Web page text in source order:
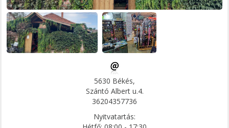
5630 Békés,
Szántó Albert u.4.
36204357736
Nyitvatartás: